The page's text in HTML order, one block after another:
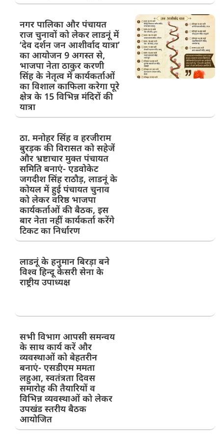
नगर पालिका और पंचायत
राज चुनावों को लेकर लाडनूं में
‘देव दर्शन जन आशीर्वाद यात्रा’
का आयोजन 9 अगस्त से,
भाजपा नेता ठाकुर करणी
सिंह के नेतृत्व में कार्यकर्ताओं
का विशाल काफिला करेगा पूरे
क्षेत्र के 15 विभिन्न मंदिरों की
यात्रा
ठा. मनोहर सिंह व हरजीराम
बुरड़क की विरासत को सहेजें
और भ्रष्टाचार मुक्त पंचायत
समिति बनाएं- एडवोकेट
जगदीश सिंह राठौड़, लाडनूं के
कोयल में हुई पंचायत चुनाव
को लेकर वरिष्ठ भाजपा
कार्यकर्ताओं की बैठक, इस
बार नेता नहीं कार्यकर्ता करेंगे
टिकट का निर्धारण
लाडनूं के हनुमान बिरड़ा बने
विश्व हिन्दू केसरी सेना के
राष्ट्रीय उपाध्यक्ष
सभी विभाग आपसी समन्वय
के साथ कार्य करें और
व्यवस्थाओं को बेहतरीन
बनाएं- एसडीएम ममता
लहुआ, स्वतंत्रता दिवस
समारोह की तैयारियों व
विभिन्न व्यवस्थाओं को लेकर
उपखंड स्तरीय बैठक
आयोजित